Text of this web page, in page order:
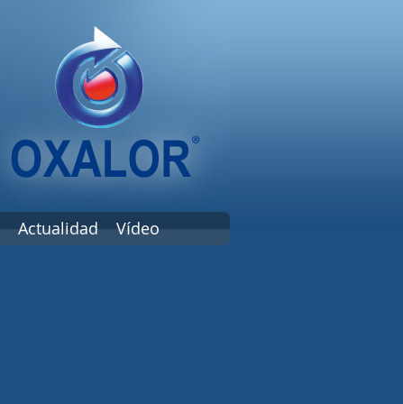
Actualidad
Vídeo